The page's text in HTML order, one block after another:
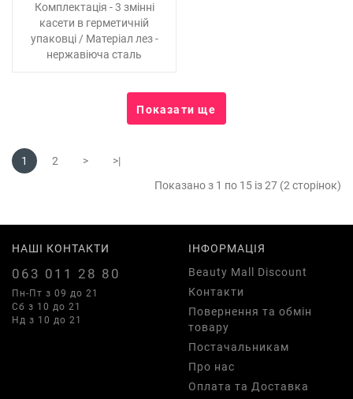
Комплектація - 3 змінні
касети в герметичній
упаковці / Матеріал лез -
нержавіюча сталь
Показати ще
1 2 >
>|
Показано з 1 по 15 із 27 (2 сторінок)
НАШІ КОНТАКТИ
063 011 28 80
Пн-Пт з 09 до 21
Сб з 10 до 21
Нд з 10 до 21
ІНФОРМАЦІЯ
Beauty Mall Discount
Контакти
Повернення та обмін
товару
Постачальникам
Про нас
Оплата та Доставка